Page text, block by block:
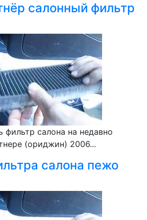
салонный фильтр
фильтр салона на недавно
(ориджин) 2006...
салона пежо